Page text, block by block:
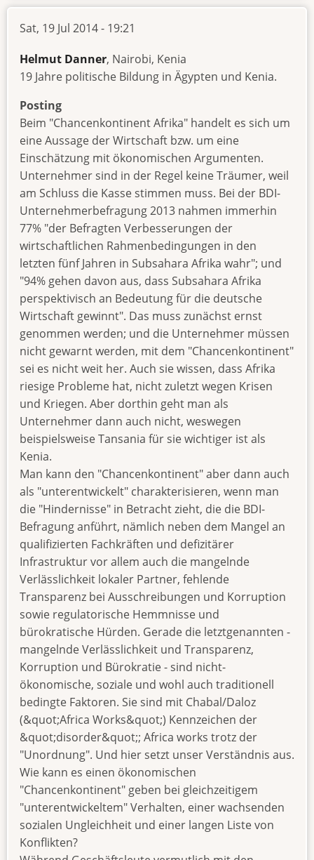
Sat, 19 Jul 2014 - 19:21
Helmut Danner, Nairobi, Kenia
19 Jahre politische Bildung in Ägypten und Kenia.
Posting
Beim "Chancenkontinent Afrika" handelt es sich um
eine Aussage der Wirtschaft bzw. um eine
Einschätzung mit ökonomischen Argumenten.
Unternehmer sind in der Regel keine Träumer, weil
am Schluss die Kasse stimmen muss. Bei der BDI-
Unternehmerbefragung 2013 nahmen immerhin
77% "der Befragten Verbesserungen der
wirtschaftlichen Rahmenbedingungen in den
letzten fünf Jahren in Subsahara Afrika wahr"; und
"94% gehen davon aus, dass Subsahara Afrika
perspektivisch an Bedeutung für die deutsche
Wirtschaft gewinnt". Das muss zunächst ernst
genommen werden; und die Unternehmer müssen
nicht gewarnt werden, mit dem "Chancenkontinent"
sei es nicht weit her. Auch sie wissen, dass Afrika
riesige Probleme hat, nicht zuletzt wegen Krisen
und Kriegen. Aber dorthin geht man als
Unternehmer dann auch nicht, weswegen
beispielsweise Tansania für sie wichtiger ist als
Kenia.
Man kann den "Chancenkontinent" aber dann auch
als "unterentwickelt" charakterisieren, wenn man
die "Hindernisse" in Betracht zieht, die die BDI-
Befragung anführt, nämlich neben dem Mangel an
qualifizierten Fachkräften und defizitärer
Infrastruktur vor allem auch die mangelnde
Verlässlichkeit lokaler Partner, fehlende
Transparenz bei Ausschreibungen und Korruption
sowie regulatorische Hemmnisse und
bürokratische Hürden. Gerade die letztgenannten -
mangelnde Verlässlichkeit und Transparenz,
Korruption und Bürokratie - sind nicht-
ökonomische, soziale und wohl auch traditionell
bedingte Faktoren. Sie sind mit Chabal/Daloz
(&quot;Africa Works&quot;) Kennzeichen der
&quot;disorder&quot;; Africa works trotz der
"Unordnung". Und hier setzt unser Verständnis aus.
Wie kann es einen ökonomischen
"Chancenkontinent" geben bei gleichzeitigem
"unterentwickeltem" Verhalten, einer wachsenden
sozialen Ungleichheit und einer langen Liste von
Konflikten?